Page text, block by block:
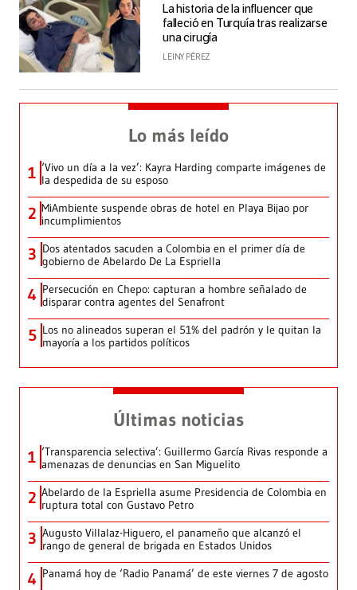
La historia de la influencer que
falleció en Turquía tras realizarse
una cirugía
LEINY PÉREZ
Lo más leído
1 ‘Vivo un día a la vez’: Kayra Harding comparte imágenes de
la despedida de su esposo
2 MiAmbiente suspende obras de hotel en Playa Bijao por
incumplimientos
3 Dos atentados sacuden a Colombia en el primer día de
gobierno de Abelardo De La Espriella
4 Persecución en Chepo: capturan a hombre señalado de
disparar contra agentes del Senafront
5 Los no alineados superan el 51% del padrón y le quitan la
mayoría a los partidos políticos
Últimas noticias
1 ‘Transparencia selectiva’: Guillermo García Rivas responde a
amenazas de denuncias en San Miguelito
2 Abelardo de la Espriella asume Presidencia de Colombia en
ruptura total con Gustavo Petro
3 Augusto Villalaz-Higuero, el panameño que alcanzó el
rango de general de brigada en Estados Unidos
4 Panamá hoy de ‘Radio Panamá’ de este viernes 7 de agosto